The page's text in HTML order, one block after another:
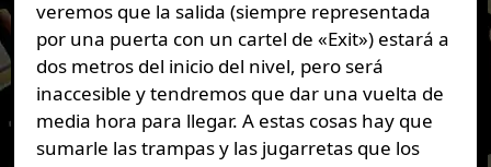
veremos que la salida (siempre representada
por una puerta con un cartel de «Exit») estará a
dos metros del inicio del nivel, pero será
inaccesible y tendremos que dar una vuelta de
media hora para llegar. A estas cosas hay que
sumarle las trampas y las jugarretas que los